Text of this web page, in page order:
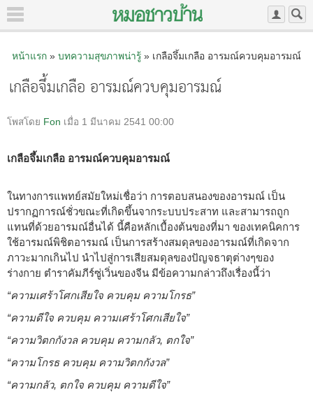
หน้าแรก» บทความสุขภาพน่ารู้» เกลือจึ้มเกลือ อารมณ์ควบคุมอารมณ์
เกลือจึ้มเกลือ อารมณ์ควบคุมอารมณ์
โพสโดย Fon เมื่อ 1 มีนาคม 2541 00:00
เกลือจึ้มเกลือ อารมณ์ควบคุมอารมณ์
ในทางการแพทย์สมัยใหม่เชื่อว่า การตอบสนองของอารมณ์ เป็น
ปรากฏการณ์ชั่วขณะที่เกิดขึ้นจากระบบประสาท และสามารถถูก
แทนที่ด้วยอารมณ์อื่นได้ นี้คือหลักเบื้องต้นของที่มา ของเทคนิคการ
ใช้อารมณ์พิชิตอารมณ์ เป็นการสร้างสมดุลของอารมณ์ที่เกิดจาก
ภาวะมากเกินไป นำไปสู่การเสียสมดุลของปัญจธาตุต่างๆของ
ร่างกาย ตำราคัมภีร์ซู่เวิ่นของจีน มีข้อความกล่าวถึงเรื่องนี้ว่า
“ความเศร้าโศกเสียใจ ควบคุม ความโกรธ”
“ความดีใจ ควบคุม ความเศร้าโศกเสียใจ”
“ความวิตกกังวล ควบคุม ความกลัว, ตกใจ”
“ความโกรธ ควบคุม ความวิตกกังวล”
“ความกลัว, ตกใจ ควบคุม ความดีใจ”